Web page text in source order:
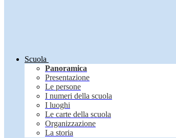
Scuola
Panoramica
Presentazione
Le persone
I numeri della scuola
I luoghi
Le carte della scuola
Organizzazione
La storia